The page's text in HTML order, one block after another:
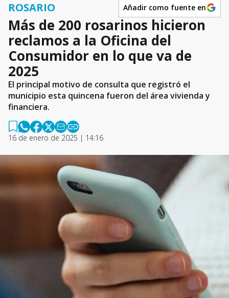
ROSARIO Añadir como fuente en
Más de 200 rosarinos hicieron
reclamos a la Oficina del
Consumidor en lo que va de
2025
El principal motivo de consulta que registró el
municipio esta quincena fueron del área vivienda y
financiera.
16 de enero de 2025 | 14:16